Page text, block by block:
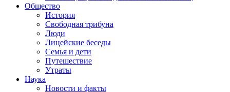
Общество
История
Свободная трибуна
Люди
Лицейские беседы
Семья и дети
Путешествие
Утраты
Наука
Новости и факты